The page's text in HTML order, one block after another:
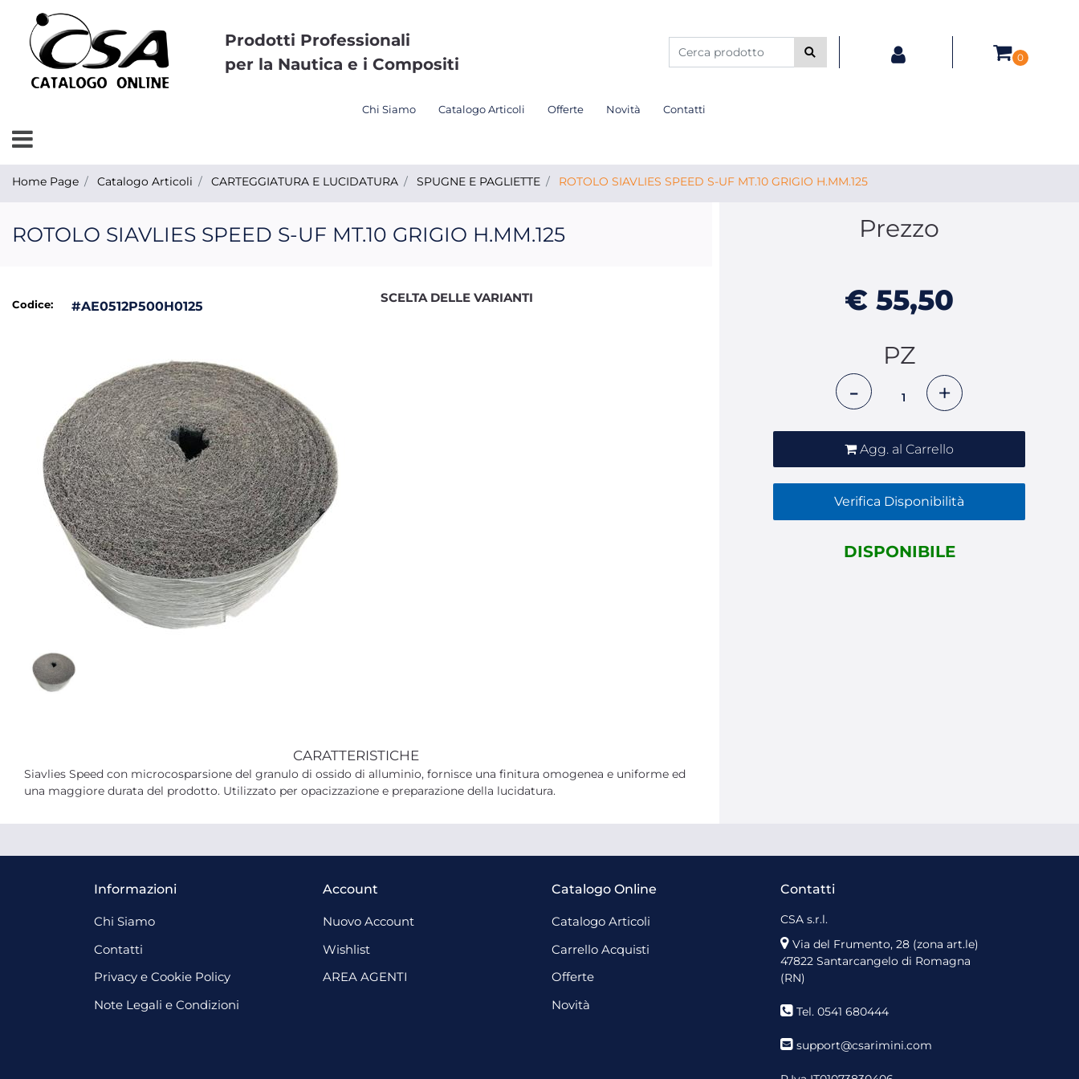
Prodotti Professionali
per la Nautica e i Compositi
0
Chi Siamo Catalogo Articoli Offerte Novità Contatti
Open menu
Home Page Catalogo Articoli CARTEGGIATURA E LUCIDATURA SPUGNE E PAGLIETTE ROTOLO SIAVLIES SPEED S-UF MT.10 GRIGIO H.MM.125
ROTOLO SIAVLIES SPEED S-UF MT.10 GRIGIO H.MM.125
Codice: #AE0512P500H0125
SCELTA DELLE VARIANTI
CARATTERISTICHE
Siavlies Speed con microcosparsione del granulo di ossido di alluminio, fornisce una finitura omogenea e uniforme ed
una maggiore durata del prodotto. Utilizzato per opacizzazione e preparazione della lucidatura.
Prezzo
€ 55,50
PZ
Quantità
Agg. al Carrello
Verifica Disponibilità
DISPONIBILE
Informazioni
Chi Siamo
Contatti
Privacy e Cookie Policy
Note Legali e Condizioni
Account
Nuovo Account
Wishlist
AREA AGENTI
Catalogo Online
Catalogo Articoli
Carrello Acquisti
Offerte
Novità
Contatti
CSA s.r.l.
Via del Frumento, 28 (zona art.le)
47822 Santarcangelo di Romagna
(RN)
Tel. 0541 680444
support@csarimini.com